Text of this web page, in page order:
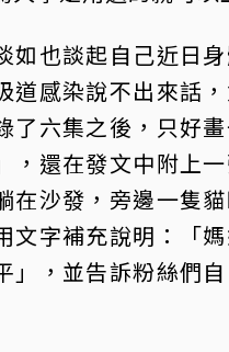
如也談起自己近日
道感染說不出來話
了六集之後，只好
，還在發文中附上
在沙發，旁邊一隻
文字補充說明：「
」，並告訴粉絲們